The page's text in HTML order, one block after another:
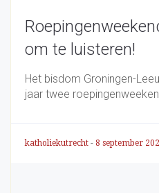
om te luisteren!
Het bisdom Groningen-
jaar twee
katholiekutrecht - 8 september